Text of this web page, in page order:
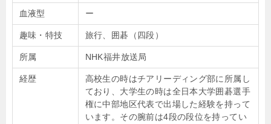
血液型 ー
趣味・特技 旅行、囲碁（四段）
所属 NHK福井放送局
経歴
高校生の時はチアリーディング部に所属し
ており、大学生の時は全日本大学囲碁選手
権に中部地区代表で出場した経験を持って
います。その腕前は4段の段位を持ってい